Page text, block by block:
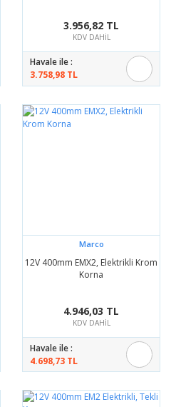
3.956,82 TL
KDV DAHİL
Havale ile :
3.758,98 TL
Marco
12V 400mm EMX2, Elektrikli Krom
Korna
4.946,03 TL
KDV DAHİL
Havale ile :
4.698,73 TL